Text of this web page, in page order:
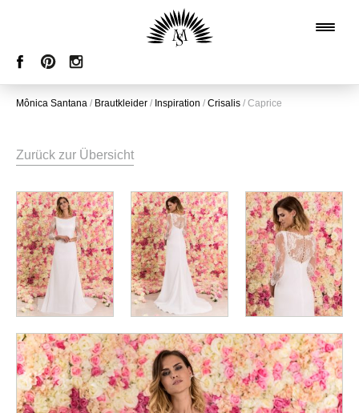
Mônica Santana / Brautkleider / Inspiration / Crisalis / Caprice
Zurück zur Übersicht